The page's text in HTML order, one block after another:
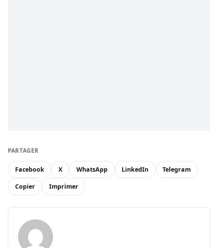
PARTAGER
Facebook X WhatsApp LinkedIn Telegram
Copier Imprimer